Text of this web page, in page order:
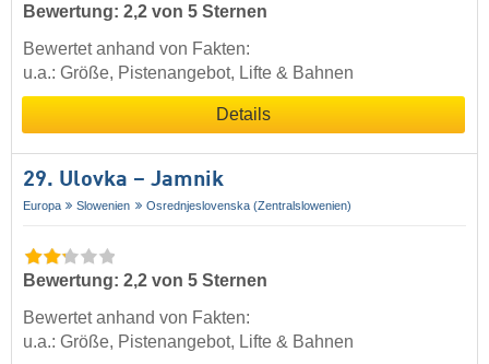
Bewertung: 2,2 von 5 Sternen
Bewertet anhand von Fakten:
u.a.: Größe, Pistenangebot, Lifte & Bahnen
Details
29. Ulovka – Jamnik
Europa Slowenien Osrednjeslovenska (Zentralslowenien)
Bewertung: 2,2 von 5 Sternen
Bewertet anhand von Fakten:
u.a.: Größe, Pistenangebot, Lifte & Bahnen